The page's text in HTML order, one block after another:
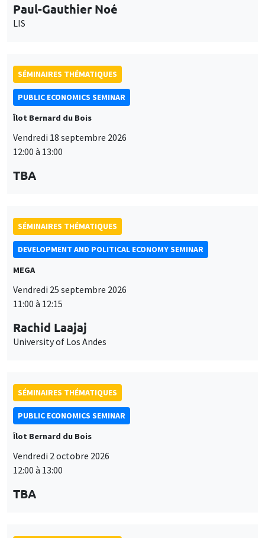
Paul-Gauthier Noé
LIS
SÉMINAIRES THÉMATIQUES
PUBLIC ECONOMICS SEMINAR
Îlot Bernard du Bois
Vendredi 18 septembre 2026
12:00 à 13:00
TBA
SÉMINAIRES THÉMATIQUES
DEVELOPMENT AND POLITICAL ECONOMY SEMINAR
MEGA
Vendredi 25 septembre 2026
11:00 à 12:15
Rachid Laajaj
University of Los Andes
SÉMINAIRES THÉMATIQUES
PUBLIC ECONOMICS SEMINAR
Îlot Bernard du Bois
Vendredi 2 octobre 2026
12:00 à 13:00
TBA